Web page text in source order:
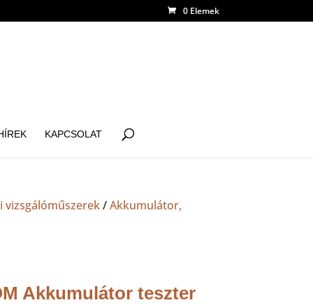
0 Elemek
KAPCSOLAT
vizsgálóműszerek/Akkumulátor,
Akkumulátor teszter